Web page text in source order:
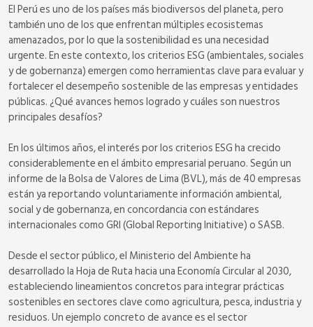
El Perú es uno de los países más biodiversos del planeta, pero
también uno de los que enfrentan múltiples ecosistemas
amenazados, por lo que la sostenibilidad es una necesidad
urgente. En este contexto, los criterios ESG (ambientales, sociales
y de gobernanza) emergen como herramientas clave para evaluar y
fortalecer el desempeño sostenible de las empresas y entidades
públicas. ¿Qué avances hemos logrado y cuáles son nuestros
principales desafíos?
En los últimos años, el interés por los criterios ESG ha crecido
considerablemente en el ámbito empresarial peruano. Según un
informe de la Bolsa de Valores de Lima (BVL), más de 40 empresas
están ya reportando voluntariamente información ambiental,
social y de gobernanza, en concordancia con estándares
internacionales como GRI (Global Reporting Initiative) o SASB.
Desde el sector público, el Ministerio del Ambiente ha
desarrollado la Hoja de Ruta hacia una Economía Circular al 2030,
estableciendo lineamientos concretos para integrar prácticas
sostenibles en sectores clave como agricultura, pesca, industria y
residuos. Un ejemplo concreto de avance es el sector